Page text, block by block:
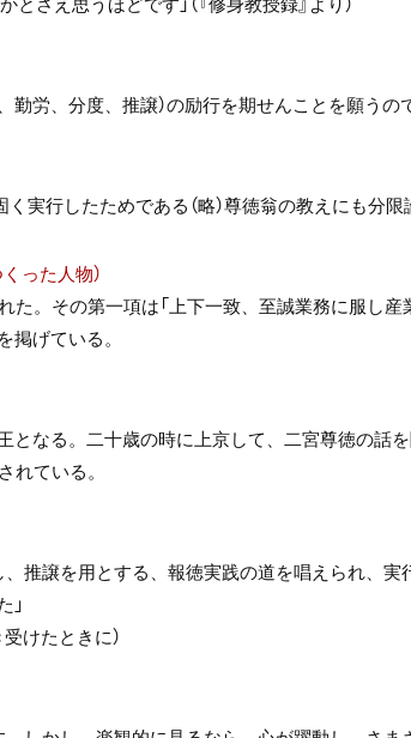
勤労、分度、推譲）の励行を期せんことを願うの
実行したためである（略）尊徳翁の教えにも分
った人物）
た。その第一項は「上下一致、至誠業務に服し
げている。
なる。二十歳の時に上京して、二宮尊徳の話
れている。
推譲を用とする、報徳実践の道を唱えられ、
けたときに）